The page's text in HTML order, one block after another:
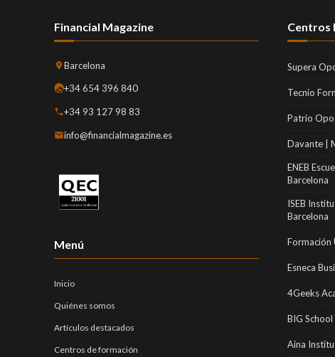
Financial Magazine
Barcelona
+34 654 396 840
+34 93 127 98 83
info@financialmagazine.es
Menú
Inicio
Quiénes somos
Artículos destacados
Centros de formación
Centros
Supera
Tecnio
Patrio
Davante |
ENEB
Barcelona
ISEB
Barcelona
Formación
Esneca
4Geeks
BIG School
Aina